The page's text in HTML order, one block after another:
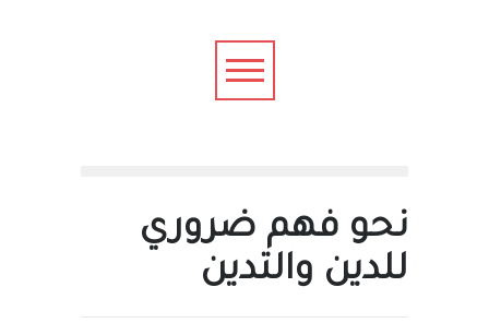
نحو فهم ضروري
للدين والتدين